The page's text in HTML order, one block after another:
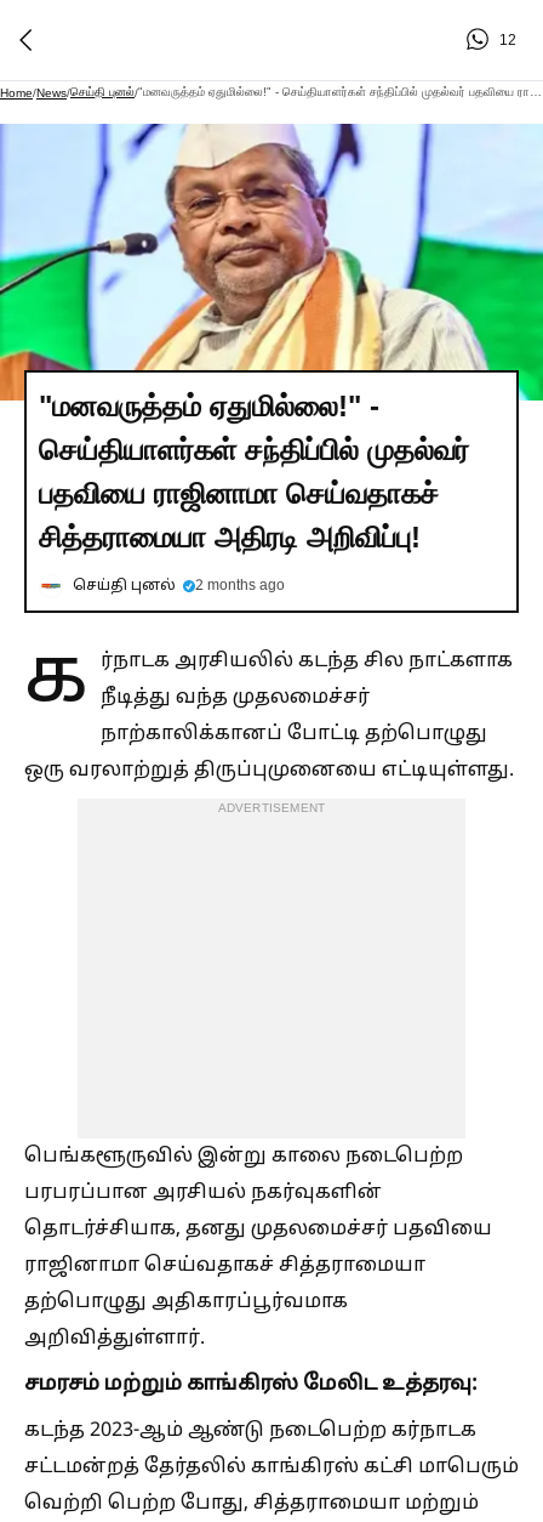
12
Home/News/செய்தி புனல்/
"மனவருத்தம் ஏதுமில்லை!" -
செய்தியாளர்கள் சந்திப்பில் முதல்வர்
பதவியை ராஜினாமா செய்வதாகச்
சித்தராமையா அதிரடி அறிவிப்பு!
செய்தி புனல் 2 months ago
க
ர்நாடக அரசியலில் கடந்த சில நாட்களாக
நீடித்து வந்த முதலமைச்சர்
நாற்காலிக்கானப் போட்டி தற்பொழுது
ஒரு வரலாற்றுத் திருப்புமுனையை எட்டியுள்ளது.
ADVERTISEMENT
பெங்களூருவில் இன்று காலை நடைபெற்ற
பரபரப்பான அரசியல் நகர்வுகளின்
தொடர்ச்சியாக, தனது முதலமைச்சர் பதவியை
ராஜினாமா செய்வதாகச் சித்தராமையா
தற்பொழுது அதிகாரப்பூர்வமாக
அறிவித்துள்ளார்.
சமரசம் மற்றும் காங்கிரஸ் மேலிட உத்தரவு:
கடந்த 2023-ஆம் ஆண்டு நடைபெற்ற கர்நாடக
சட்டமன்றத் தேர்தலில் காங்கிரஸ் கட்சி மாபெரும்
வெற்றி பெற்ற போது, சித்தராமையா மற்றும்